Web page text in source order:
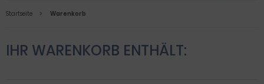
Startseite Warenkorb
IHR WARENKORB ENTHÄLT: